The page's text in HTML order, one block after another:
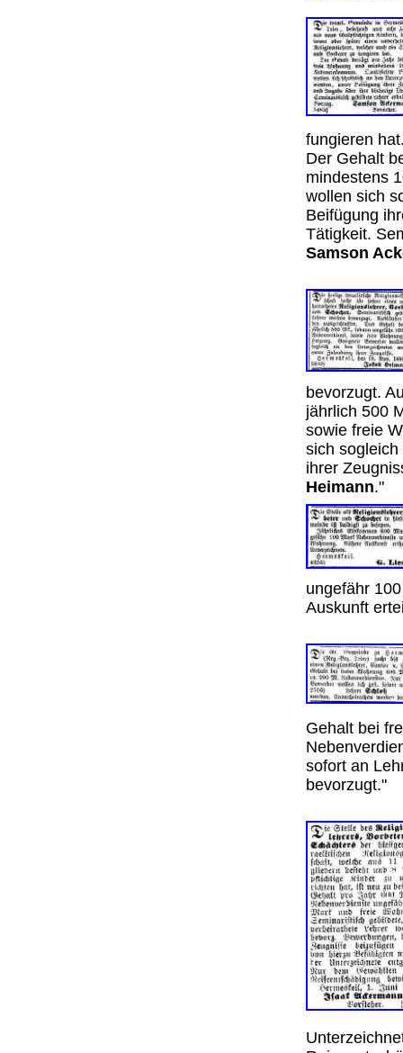
fungieren
Der Gehalt
mindestens
wollen sich
Beifügung
Tätigkeit.
Samson
bevorzugt.
jährlich 500
sowie freie
sich
ihrer
Heimann."
ungefähr
Auskunft
Gehalt bei
sofort an
bevorzugt."